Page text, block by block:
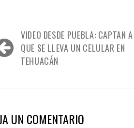
Navegación
entradas
VIDEO DESDE PUEBLA: CAPTAN
QUE SE LLEVA UN CELULAR EN
TEHUACÁN
UN COMENTARIO